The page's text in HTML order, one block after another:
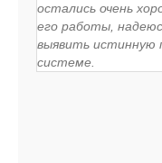
остались очень
его работы,
выявить истинную
системе.